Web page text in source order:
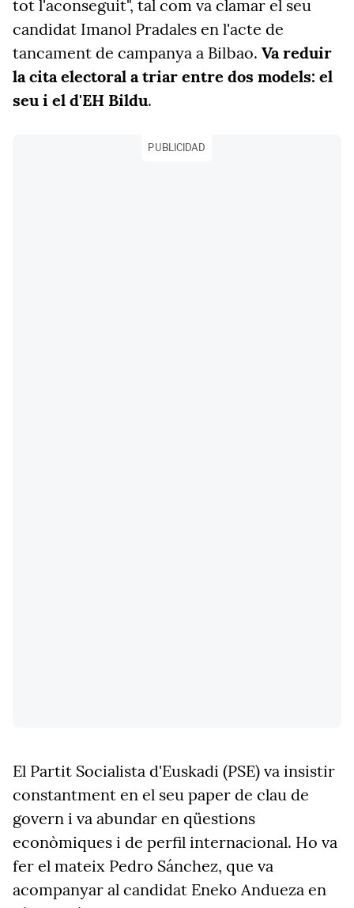
tot l'aconseguit", tal com va clamar el seu
candidat Imanol Pradales en l'acte de
tancament de campanya a Bilbao. Va reduir
la cita electoral a triar entre dos models: el
seu i el d'EH Bildu.
PUBLICIDAD
El Partit Socialista d'Euskadi (PSE) va insistir
constantment en el seu paper de clau de
govern i va abundar en qüestions
econòmiques i de perfil internacional. Ho va
fer el mateix Pedro Sánchez, que va
acompanyar al candidat Eneko Andueza en